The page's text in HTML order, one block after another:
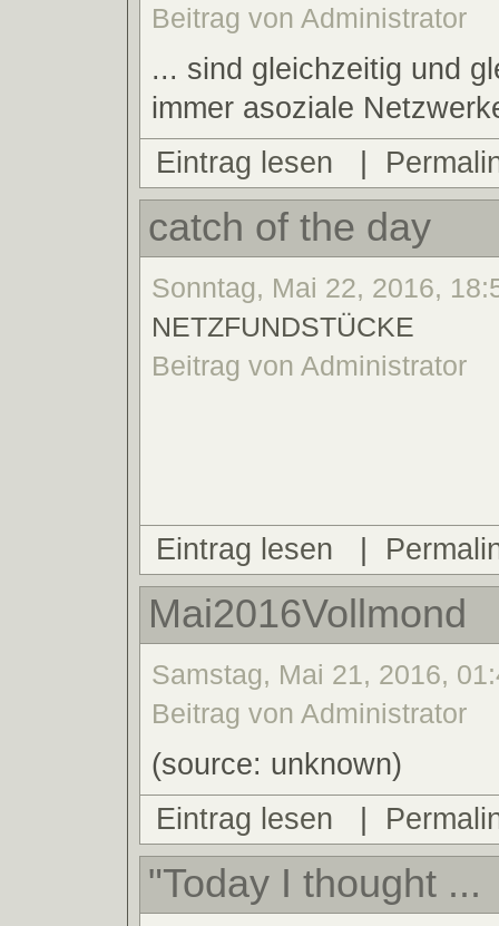
Beitrag von Administrator
... sind gleichzeitig und
immer asoziale
Eintrag lesen
|
catch of the day
Sonntag, Mai 22, 2016,
NETZFUNDSTÜCKE
Beitrag von Administrator
Eintrag lesen |
Mai2016Vollmond
Samstag, Mai 21, 2016,
Beitrag von Administrator
(source: unknown)
Eintrag lesen
|
"Today I thought ...